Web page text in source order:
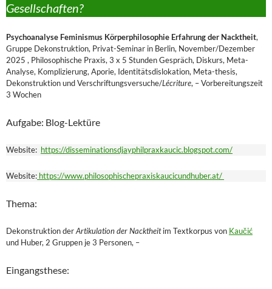
Gesellschaften?
Psychoanalyse Feminismus Körperphilosophie Erfahrung der Nacktheit,
Gruppe Dekonstruktion, Privat-Seminar in Berlin, November/Dezember
2025 , Philosophische Praxis, 3 x 5 Stunden Gespräch, Diskurs, Meta-
Analyse, Komplizierung, Aporie, Identitätsdislokation, Meta-thesis,
Dekonstruktion und Verschriftungsversuche/Lécriture, – Vorbereitungszeit
3 Wochen
Aufgabe: Blog-Lektüre
Website: https://disseminationsdjayphilpraxkaucic.blogspot.com/
Website: https://www.philosophischepraxiskaucicundhuber.at/
Thema:
Dekonstruktion derArtikulation der Nacktheitim Textkorpus von Kaučić
und Huber, 2 Gruppen je 3 Personen, –
Eingangsthese: